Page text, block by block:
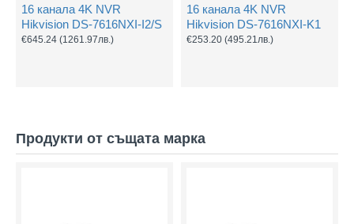
16 канала 4K NVR
Hikvision DS-7616NXI-I2/S
€645.24 (1261.97лв.)
16 канала 4K NVR
Hikvision DS-7616NXI-K1
€253.20 (495.21лв.)
Продукти от същата марка